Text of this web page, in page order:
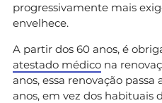
progressivamente mais
envelhece.
A partir dos 60 anos, é
atestado médico na
anos, essa renovação
anos, em vez dos habituais